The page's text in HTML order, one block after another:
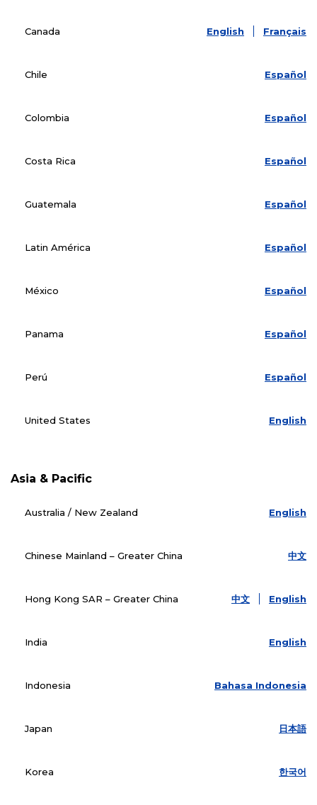
Canada English Français
Chile Español
Colombia Español
Costa Rica Español
Guatemala Español
Latin América Español
México Español
Panama Español
Perú Español
United States English
Asia & Pacific
Australia / New Zealand English
Chinese Mainland – Greater China 中文
Hong Kong SAR – Greater China 中文 English
India English
Indonesia Bahasa Indonesia
Japan 日本語
Korea 한국어